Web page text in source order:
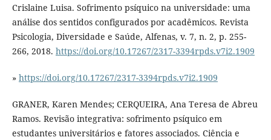
Crislaine Luisa. Sofrimento psíquico na universidade: uma
análise dos sentidos configurados por acadêmicos. Revista
Psicologia, Diversidade e Saúde, Alfenas, v. 7, n. 2, p. 255-
266, 2018. https://doi.org/10.17267/2317-3394rpds.v7i2.1909
» https://doi.org/10.17267/2317-3394rpds.v7i2.1909
GRANER, Karen Mendes; CERQUEIRA, Ana Teresa de Abreu
Ramos. Revisão integrativa: sofrimento psíquico em
estudantes universitários e fatores associados. Ciência e